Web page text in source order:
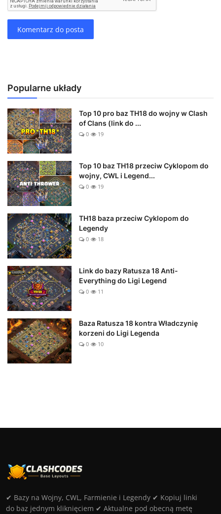
Komentarz do posta
Popularne układy
Top 10 pro baz TH18 do wojny w Clash
of Clans (link do ...
0 19
Top 10 baz TH18 przeciw Cyklopom do
wojny, CWL i Legend...
0 19
TH18 baza przeciw Cyklopom do
Legendy
0 18
Link do bazy Ratusza 18 Anti-
Everything do Ligi Legend
0 11
Baza Ratusza 18 kontra Władczynię
korzeni do Ligi Legenda
0 10
✔ Bazy na Wojny, CWL, Farmienie i Legendy ✔ Kopiuj linki
do baz jednym kliknięciem ✔ Aktualne pod obecną metę